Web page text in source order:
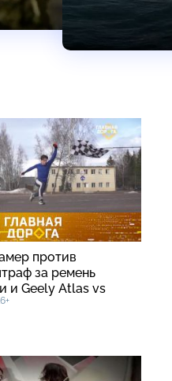
против
за ремень
и Geely Atlas vs